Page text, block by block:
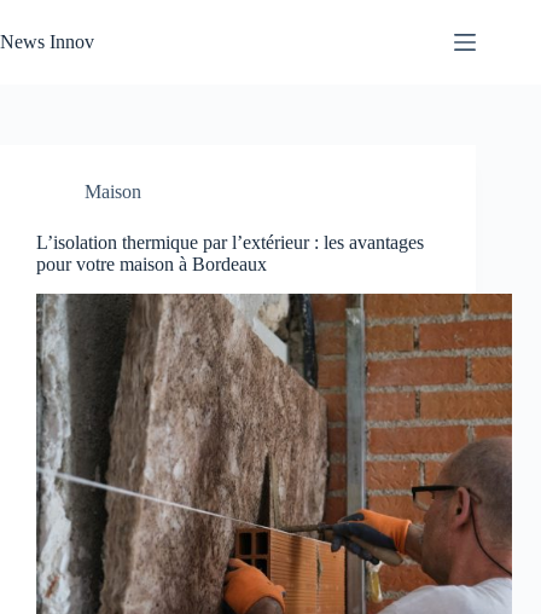
au
contenu
News Innov
Maison
L’isolation thermique par l’extérieur : les avantages
pour votre maison à Bordeaux